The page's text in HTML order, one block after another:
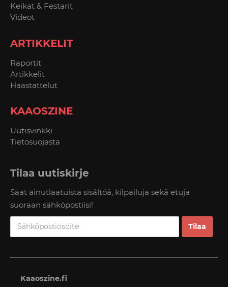
Keikat & Festarit
Videot
ARTIKKELIT
Raportit
Artikkelit
Haastattelut
KAAOSZINE
Uutisvinkki
Tietosuojasta
Tilaa uutiskirje
Saat ainutlaatuista sisältöä, kilpailuja sekä etuja
suoraan sähköpostiisi!
Kaaoszine.fi